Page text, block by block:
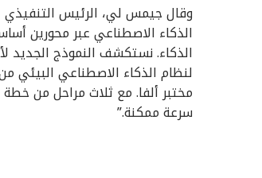
الذكاء الاصطناعي عبر محورين
الذكاء. نستكشف النموذج الجديد
لنظام الذكاء الاصطناعي البيئي
مختبر ألفا. مع ثلاث مراحل من خطة
سرعة ممكنة.”